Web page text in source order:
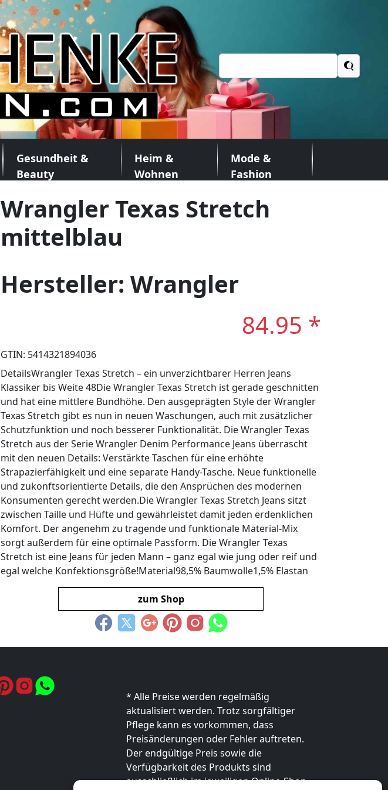
nach:
Gesundheit &
Beauty
Heim &
Wohnen
Mode &
Fashion
Wrangler Texas Stretch
mittelblau
Hersteller: Wrangler
84.95 *
GTIN: 5414321894036
DetailsWrangler Texas Stretch – ein unverzichtbarer Herren Jeans
Klassiker bis Weite 48Die Wrangler Texas Stretch ist gerade geschnitten
und hat eine mittlere Bundhöhe. Den ausgeprägten Style der Wrangler
Texas Stretch gibt es nun in neuen Waschungen, auch mit zusätzlicher
Schutzfunktion und noch besserer Funktionalität. Die Wrangler Texas
Stretch aus der Serie Wrangler Denim Performance Jeans überrascht
mit den neuen Details: Verstärkte Taschen für eine erhöhte
Strapazierfähigkeit und eine separate Handy-Tasche. Neue funktionelle
und zukonftsorientierte Details, die den Ansprüchen des modernen
Konsumenten gerecht werden.Die Wrangler Texas Stretch Jeans sitzt
zwischen Taille und Hüfte und gewährleistet damit jeden erdenklichen
Komfort. Der angenehm zu tragende und funktionale Material-Mix
sorgt außerdem für eine optimale Passform. Die Wrangler Texas
Stretch ist eine Jeans für jeden Mann – ganz egal wie jung oder reif und
egal welche Konfektionsgröße!Material98,5% Baumwolle1,5% Elastan
zum Shop
* Alle Preise werden regelmäßig
aktualisiert werden. Trotz sorgfältiger
Pflege kann es vorkommen, dass
Preisänderungen oder Fehler auftreten.
Der endgültige Preis sowie die
Verfügbarkeit des Produkts sind
ausschließlich im jeweiligen Online-Shop